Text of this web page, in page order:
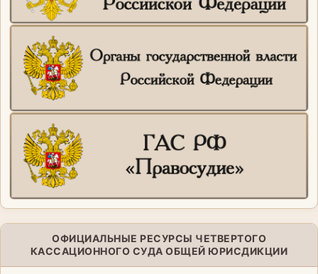
ОФИЦИАЛЬНЫЕ РЕСУРСЫ ЧЕТВЕРТОГО
КАССАЦИОННОГО СУДА ОБЩЕЙ ЮРИСДИКЦИИ